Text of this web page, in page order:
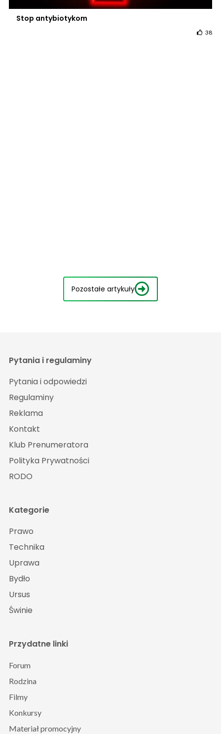
Stop antybiotykom
38
Pozostałe artykuły
Pytania i regulaminy
Pytania i odpowiedzi
Regulaminy
Reklama
Kontakt
Klub Prenumeratora
Polityka Prywatności
RODO
Kategorie
Prawo
Technika
Uprawa
Bydło
Ursus
Świnie
Przydatne linki
Forum
Rodzina
Filmy
Konkursy
Materiał promocyjny